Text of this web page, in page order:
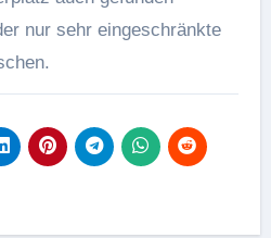
nur sehr eingeschränkte